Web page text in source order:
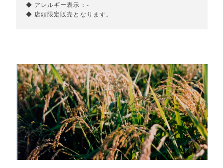
◆ アレルギー表示：-
◆ 店頭限定販売となります。